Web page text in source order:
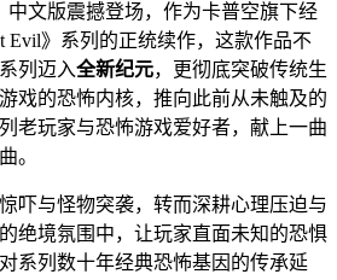
中文版震撼登场，作为卡普空旗下经
Evil》系列的正统续作，这款作品不
列迈入全新纪元，更彻底突破传统生
戏的恐怖内核，推向此前从未触及的
老玩家与恐怖游戏爱好者，献上一曲
。
吓与怪物突袭，转而深耕心理压迫与
绝境氛围中，让玩家直面未知的恐惧
系列数十年经典恐怖基因的传承延